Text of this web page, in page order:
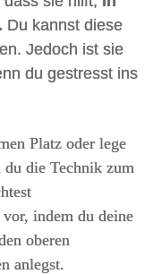
Du kannst diese
Jedoch ist sie
du gestresst ins
Platz oder lege
die Technik zum
indem du deine
oberen
anlegst.